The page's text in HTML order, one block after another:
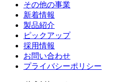
その他の事業
新着情報
製品紹介
ピックアップ
採用情報
お問い合わせ
プライバシーポリシー